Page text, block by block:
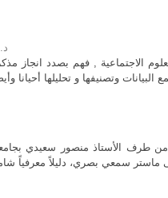
الاجتماعية , فهم بصدد انجاز